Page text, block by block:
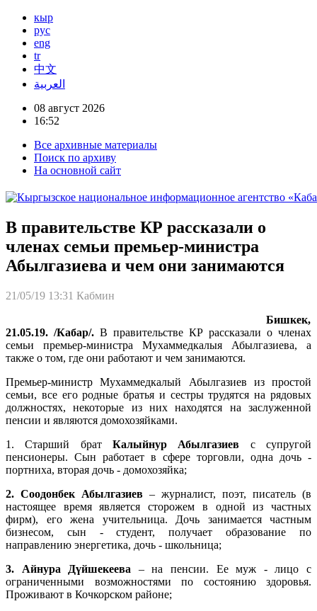
кыр
рус
eng
tr
中文
العربية
08 август 2026
16:52
Все архивные материалы
Поиск по архиву
На основной сайт
В правительстве КР рассказали о
членах семьи премьер-министра
Абылгазиева и чем они занимаются
21/05/19 13:31 Кабмин
Бишкек,
21.05.19. /Кабар/. В правительстве КР рассказали о членах
семьи премьер-министра Мухаммедкалыя Абылгазиева, а
также о том, где они работают и чем занимаются.
Премьер-министр Мухаммедкалый Абылгазиев из простой
семьи, все его родные братья и сестры трудятся на рядовых
должностях, некоторые из них находятся на заслуженной
пенсии и являются домохозяйками.
1. Старший брат Калыйнур Абылгазиев с супругой
пенсионеры. Сын работает в сфере торговли, одна дочь -
портниха, вторая дочь - домохозяйка;
2. Соодонбек Абылгазиев – журналист, поэт, писатель (в
настоящее время является сторожем в одной из частных
фирм), его жена учительница. Дочь занимается частным
бизнесом, сын - студент, получает образование по
направлению энергетика, дочь - школьница;
3. Айнура Дүйшекеева – на пенсии. Ее муж - лицо с
ограниченными возможностями по состоянию здоровья.
Проживают в Кочкорском районе;